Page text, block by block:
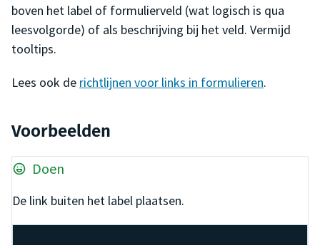
boven het label of formulierveld (wat logisch is qua
leesvolgorde) of als beschrijving bij het veld. Vermijd
tooltips.
Lees ook de richtlijnen voor links in formulieren.
Voorbeelden
Doen
De link buiten het label plaatsen.